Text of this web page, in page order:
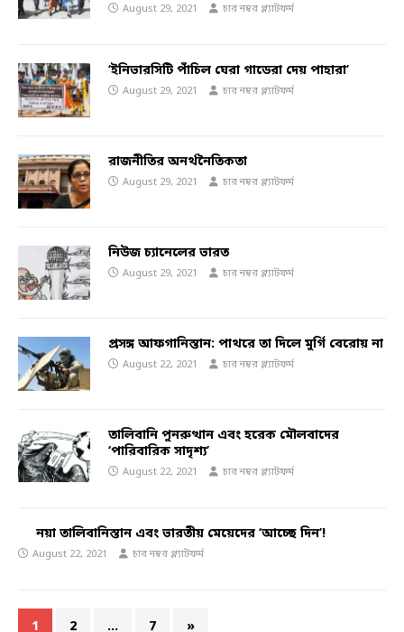
August 29, 2021 চার নম্বর প্ল্যাটফর্ম
‘ইনিভারসিটি পাঁচিল ঘেরা গাডেরা দেয় পাহারা’
August 29, 2021 চার নম্বর প্ল্যাটফর্ম
রাজনীতির অনর্থনৈতিকতা
August 29, 2021 চার নম্বর প্ল্যাটফর্ম
নিউজ চ্যানেলের ভারত
August 29, 2021 চার নম্বর প্ল্যাটফর্ম
প্রসঙ্গ আফগানিস্তান: পাথরে তা দিলে মুর্গি বেরোয় না
August 22, 2021 চার নম্বর প্ল্যাটফর্ম
তালিবানি পুনরুত্থান এবং হরেক মৌলবাদের
‘পারিবারিক সাদৃশ্য’
August 22, 2021 চার নম্বর প্ল্যাটফর্ম
নয়া তালিবানিস্তান এবং ভারতীয় মেয়েদের ‘আচ্ছে দিন’!
August 22, 2021 চার নম্বর প্ল্যাটফর্ম
1 2 … 7 »